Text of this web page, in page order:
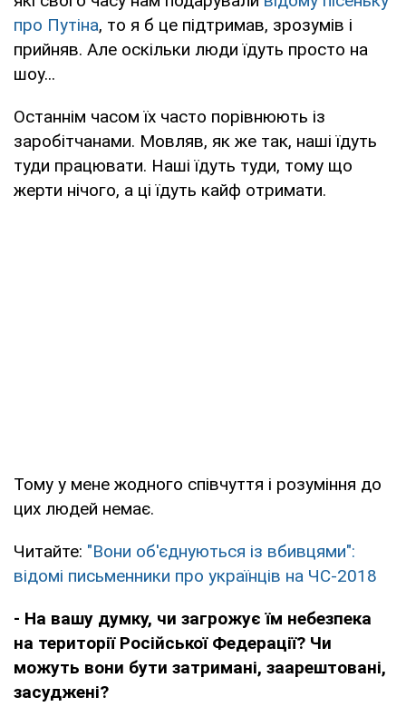
про Путіна, то я б це підтримав, зрозумів і
прийняв. Але оскільки люди їдуть просто на
шоу...
Останнім часом їх часто порівнюють із
заробітчанами. Мовляв, як же так, наші їдуть
туди працювати. Наші їдуть туди, тому що
жерти нічого, а ці їдуть кайф отримати.
Тому у мене жодного співчуття і розуміння до
цих людей немає.
Читайте: "Вони об'єднуються із вбивцями":
відомі письменники про українців на ЧС-2018
- На вашу думку, чи загрожує їм небезпека
на території Російської Федерації? Чи
можуть вони бути затримані, заарештовані,
засуджені?